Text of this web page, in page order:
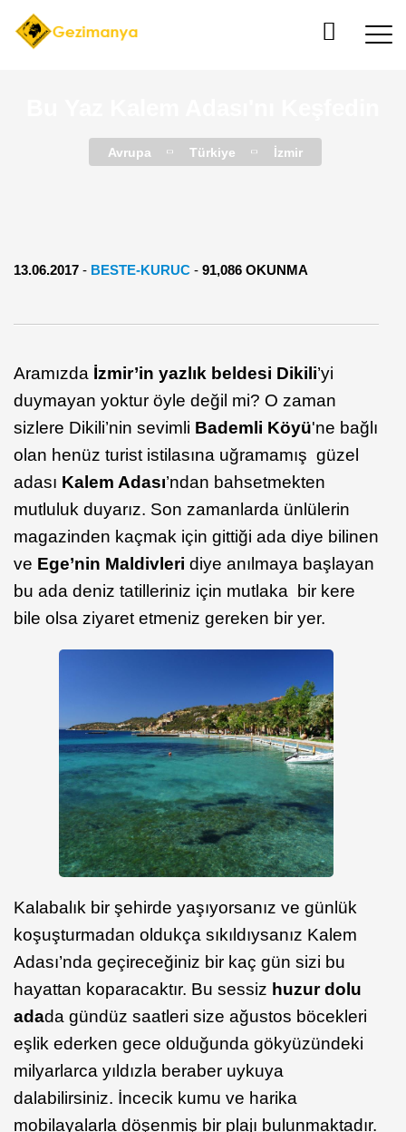
Avrupa Türkiye İzmir
13.06.2017 - BESTE-KURUC - 91,086 OKUNMA
Aramızda İzmir’in yazlık beldesi Dikili’yi
duymayan yoktur öyle değil mi? O zaman
sizlere Dikili’nin sevimli Bademli Köyü'ne bağlı
olan henüz turist istilasına uğramamış güzel
adası Kalem Adası’ndan bahsetmekten
mutluluk duyarız. Son zamanlarda ünlülerin
magazinden kaçmak için gittiği ada diye bilinen
ve Ege’nin Maldivleri diye anılmaya başlayan
bu ada deniz tatilleriniz için mutlaka bir kere
bile olsa ziyaret etmeniz gereken bir yer.
Kalabalık bir şehirde yaşıyorsanız ve günlük
koşuşturmadan oldukça sıkıldıysanız Kalem
Adası’nda geçireceğiniz bir kaç gün sizi bu
hayattan koparacaktır. Bu sessiz huzur dolu
adada gündüz saatleri size ağustos böcekleri
eşlik ederken gece olduğunda gökyüzündeki
milyarlarca yıldızla beraber uykuya
dalabilirsiniz. İncecik kumu ve harika
mobilayalarla döşenmiş bir plajı bulunmaktadır.